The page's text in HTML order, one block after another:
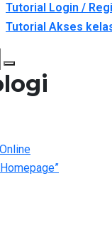
Tutorial Login /
Tutorial Akses